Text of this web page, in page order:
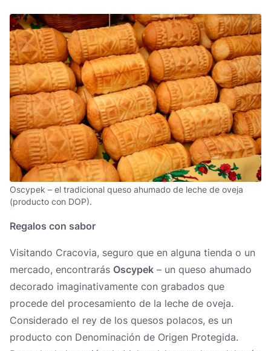
Oscypek – el tradicional queso ahumado de leche de oveja
(producto con DOP).
Regalos con sabor
Visitando Cracovia, seguro que en alguna tienda o un
mercado, encontrarás Oscypek – un queso ahumado
decorado imaginativamente con grabados que
procede del procesamiento de la leche de oveja.
Considerado el rey de los quesos polacos, es un
producto con Denominación de Origen Protegida.